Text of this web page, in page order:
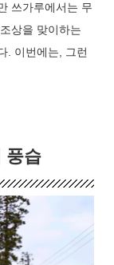
쓰가루에서는 무
상을 맞이하는
. 이번에는, 그런
풍습